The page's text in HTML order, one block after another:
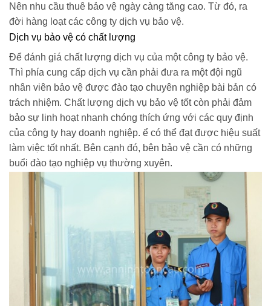
Nên nhu cầu thuê bảo vệ ngày càng tăng cao. Từ đó, ra
đời hàng loạt các công ty dịch vụ bảo vệ.
Dịch vụ bảo vệ có chất lượng
Để đánh giá chất lượng dịch vụ của một công ty bảo vệ.
Thì phía cung cấp dịch vụ cần phải đưa ra một đội ngũ
nhân viên bảo vệ được đào tạo chuyên nghiệp bài bản có
trách nhiệm. Chất lượng dịch vụ bảo vệ tốt còn phải đảm
bảo sự linh hoạt nhanh chóng thích ứng với các quy định
của công ty hay doanh nghiệp. ể có thể đạt được hiệu suất
làm việc tốt nhất. Bên cạnh đó, bên bảo vệ cần có những
buổi đào tạo nghiệp vụ thường xuyên.